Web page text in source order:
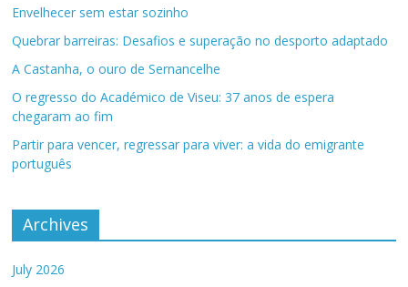
Envelhecer sem estar sozinho
Quebrar barreiras: Desafios e superação no desporto adaptado
A Castanha, o ouro de Sernancelhe
O regresso do Académico de Viseu: 37 anos de espera
chegaram ao fim
Partir para vencer, regressar para viver: a vida do emigrante
português
Archives
July 2026